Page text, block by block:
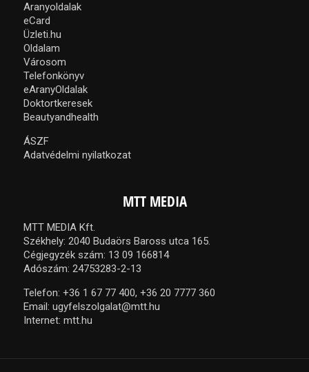
Aranyoldalak
eCard
Üzleti.hu
Oldalam
Városom
Telefonkönyv
eAranyOldalak
Doktortkeresek
Beautyandhealth
ÁSZF
Adatvédelmi nyilatkozat
MTT MEDIA
MTT MEDIA Kft.
Székhely: 2040 Budaörs Baross utca 165.
Cégjegyzék szám: 13 09 166814
Adószám: 24753283-2-13
Telefon: +36 1 67 77 400, +36 20 7777 360
Email: ugyfelszolgalat@mtt.hu
Internet: mtt.hu